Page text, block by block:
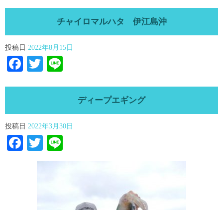
チャイロマルハタ 伊江島沖
投稿日 2022年8月15日
Facebook
Twitter
ディープエギング
投稿日 2022年3月30日
Facebook
Twitter